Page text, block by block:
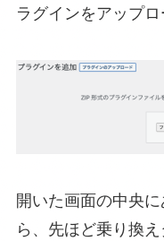
ラグインをアップロ
開いた画面の中央
ら、先ほど乗り換